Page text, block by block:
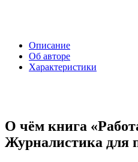
Описание
Об авторе
Характеристики
О чём книга
Журналистика для